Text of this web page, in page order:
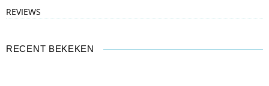
REVIEWS
RECENT BEKEKEN